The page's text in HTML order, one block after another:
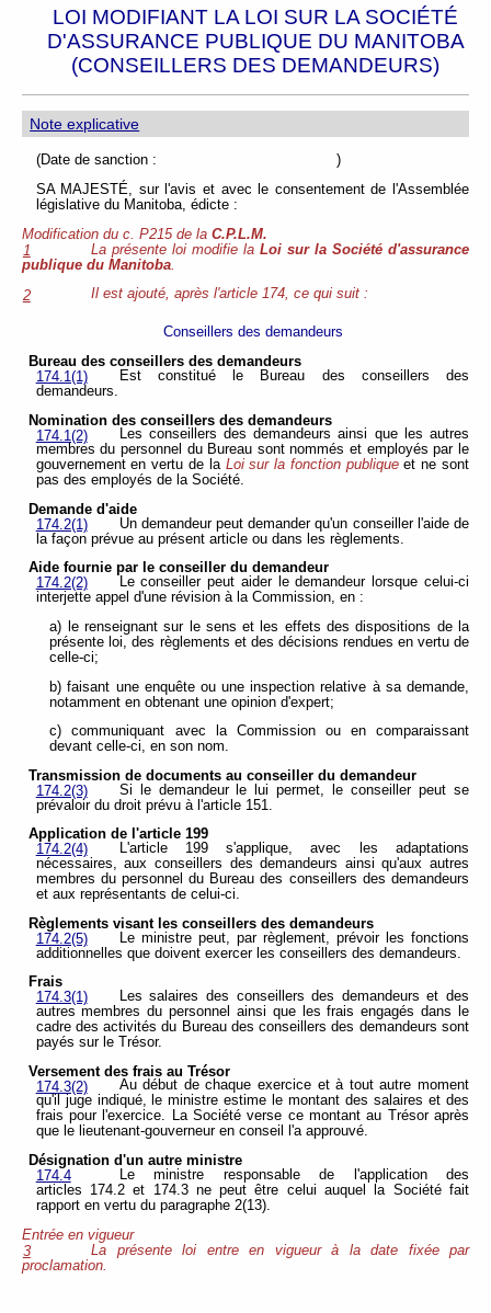
LOI MODIFIANT LA LOI SUR LA SOCIÉTÉ
D'ASSURANCE PUBLIQUE DU MANITOBA
(CONSEILLERS DES DEMANDEURS)
Note explicative
(Date de sanction : )
SA MAJESTÉ, sur l'avis et avec le consentement de l'Assemblée
législative du Manitoba, édicte :
Modification du c. P215 de la C.P.L.M.
1
La présente loi modifie laLoi sur la Société d'assurance
publique du Manitoba
2
Il est ajouté, après l'article 174, ce qui suit :
Conseillers des demandeurs
Bureau des conseillers des demandeurs
174.1(1)
Est constitué le Bureau des conseillers des
demandeurs.
Nomination des conseillers des demandeurs
174.1(2)
Les conseillers des demandeurs ainsi que les autres
membres du personnel du Bureau sont nommés et employés par le
gouvernement en vertu de la Loi sur la fonction publiqueet ne sont
pas des employés de la Société.
Demande d'aide
174.2(1)
Un demandeur peut demander qu'un conseiller l'aide de
la façon prévue au présent article ou dans les règlements.
Aide fournie par le conseiller du demandeur
174.2(2)
Le conseiller peut aider le demandeur lorsque celui-ci
interjette appel d'une révision à la Commission, en :
a) le renseignant sur le sens et les effets des dispositions de la
présente loi, des règlements et des décisions rendues en vertu de
celle-ci;
b) faisant une enquête ou une inspection relative à sa demande,
notamment en obtenant une opinion d'expert;
c) communiquant avec la Commission ou en comparaissant
devant celle-ci, en son nom.
Transmission de documents au conseiller du demandeur
174.2(3)
Si le demandeur le lui permet, le conseiller peut se
prévaloir du droit prévu à l'article 151.
Application de l'article 199
174.2(4)
L'article 199 s'applique, avec les adaptations
nécessaires, aux conseillers des demandeurs ainsi qu'aux autres
membres du personnel du Bureau des conseillers des demandeurs
et aux représentants de celui-ci.
Règlements visant les conseillers des demandeurs
174.2(5)
Le ministre peut, par règlement, prévoir les fonctions
additionnelles que doivent exercer les conseillers des demandeurs.
Frais
174.3(1)
Les salaires des conseillers des demandeurs et des
autres membres du personnel ainsi que les frais engagés dans le
cadre des activités du Bureau des conseillers des demandeurs sont
payés sur le Trésor.
Versement des frais au Trésor
174.3(2)
Au début de chaque exercice et à tout autre moment
qu'il juge indiqué, le ministre estime le montant des salaires et des
frais pour l'exercice. La Société verse ce montant au Trésor après
que le lieutenant-gouverneur en conseil l'a approuvé.
Désignation d'un autre ministre
174.4
Le ministre responsable de l'application des
articles 174.2 et 174.3 ne peut être celui auquel la Société fait
rapport en vertu du paragraphe 2(13).
Entrée en vigueur
3
La présente loi entre en vigueur à la date fixée par
proclamation.